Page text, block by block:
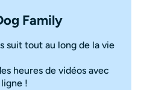
Family
suit tout au long de la vie
heures de vidéos avec
!